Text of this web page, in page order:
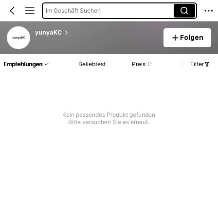
Im Geschäft Suchen
yunyaKC
Folgen
Empfehlungen Beliebtest Preis Filter
Kein passendes Produkt gefunden
Bitte versuchen Sie es erneut.